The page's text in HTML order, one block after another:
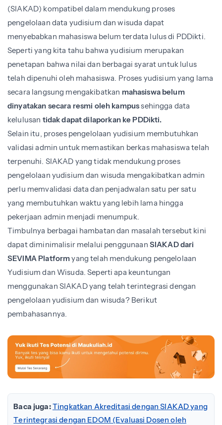
(SIAKAD) kompatibel dalam mendukung proses
pengelolaan data yudisium dan wisuda dapat
menyebabkan mahasiswa belum terdata lulus di PDDikti.
Seperti yang kita tahu bahwa yudisium merupakan
penetapan bahwa nilai dan berbagai syarat untuk lulus
telah dipenuhi oleh mahasiswa. Proses yudisium yang lama
secara langsung mengakibatkan mahasiswa belum
dinyatakan secara resmi oleh kampussehingga data
kelulusan tidak dapat dilaporkan ke PDDikti.
Selain itu, proses pengelolaan yudisium membutuhkan
validasi admin untuk memastikan berkas mahasiswa telah
terpenuhi. SIAKAD yang tidak mendukung proses
pengelolaan yudisium dan wisuda mengakibatkan admin
perlu memvalidasi data dan penjadwalan satu per satu
yang membutuhkan waktu yang lebih lama hingga
pekerjaan admin menjadi menumpuk.
Timbulnya berbagai hambatan dan masalah tersebut kini
dapat diminimalisir melalui penggunaan SIAKAD dari
SEVIMA Platformyang telah mendukung pengelolaan
Yudisium dan Wisuda. Seperti apa keuntungan
menggunakan SIAKAD yang telah terintegrasi dengan
pengelolaan yudisium dan wisuda? Berikut
pembahasannya.
Baca juga:Tingkatkan Akreditasi dengan SIAKAD yang
Terintegrasi dengan EDOM (Evaluasi Dosen oleh